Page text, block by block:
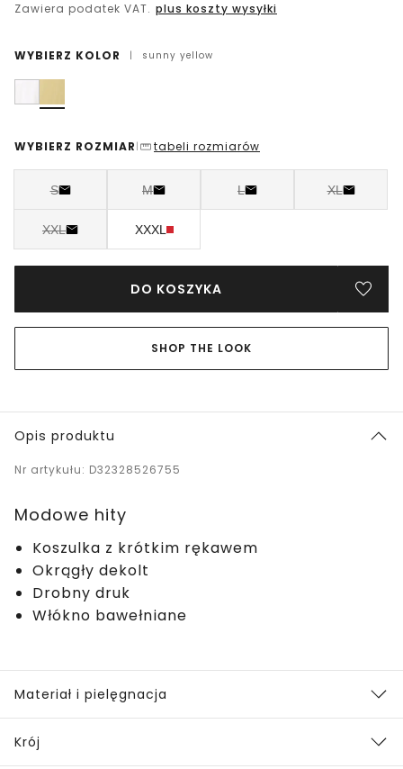
Zawiera podatek VAT. plus koszty wysyłki
WYBIERZ KOLOR | sunny yellow
WYBIERZ ROZMIAR | tabeli rozmiarów
S M L XL
XXL XXXL
DO KOSZYKA
SHOP THE LOOK
Opis produktu
Nr artykułu: D32328526755
Modowe hity
Koszulka z krótkim rękawem
Okrągły dekolt
Drobny druk
Włókno bawełniane
Materiał i pielęgnacja
Krój